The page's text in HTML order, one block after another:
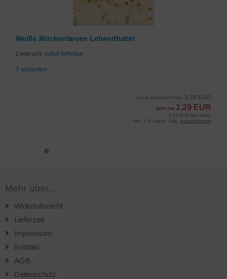
Weiße Mückenlarven Lebendfutter
Lieferzeit: sofort lieferbar
7 Varianten
Unser bisheriger Preis 1,39 EUR
Jetzt nur 1,29 EUR
1,29 EUR pro Stück
inkl. 7 % MwSt. zzgl. Versandkosten
Mehr über...
Widerrufsrecht
Lieferzeit
Impressum
Kontakt
AGB
Datenschutz